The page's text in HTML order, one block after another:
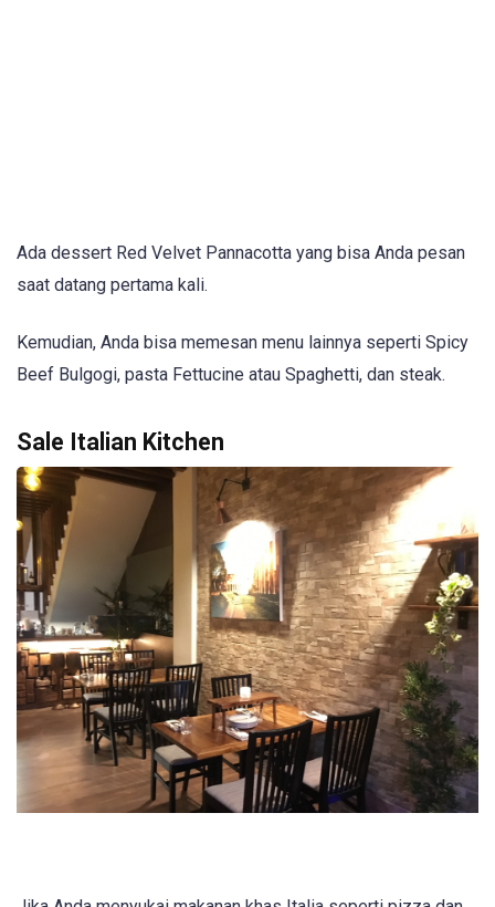
Ada dessert Red Velvet Pannacotta yang bisa Anda pesan
saat datang pertama kali.
Kemudian, Anda bisa memesan menu lainnya seperti Spicy
Beef Bulgogi, pasta Fettucine atau Spaghetti, dan steak.
Sale Italian Kitchen